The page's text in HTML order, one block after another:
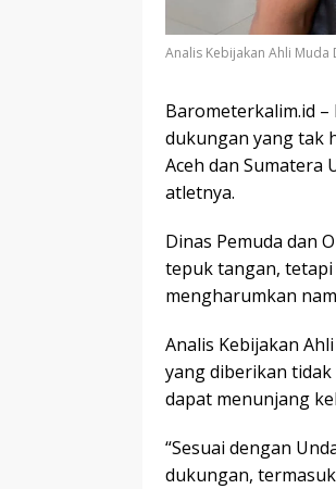
Analis Kebijakan Ahli
Barometerkalim.id
dukungan yang tak
Aceh dan Sumatera
atletnya.
Dinas Pemuda dan
tepuk tangan,
mengharumkan
Analis Kebijakan
yang diberikan
dapat menunjang
“Sesuai dengan
dukungan,